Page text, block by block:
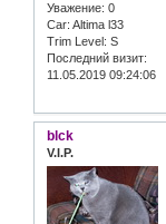
Уважение: 0
Car: Altima l33
Trim Level: S
Последний визит:
11.05.2019 09:24:06
blck
V.I.P.